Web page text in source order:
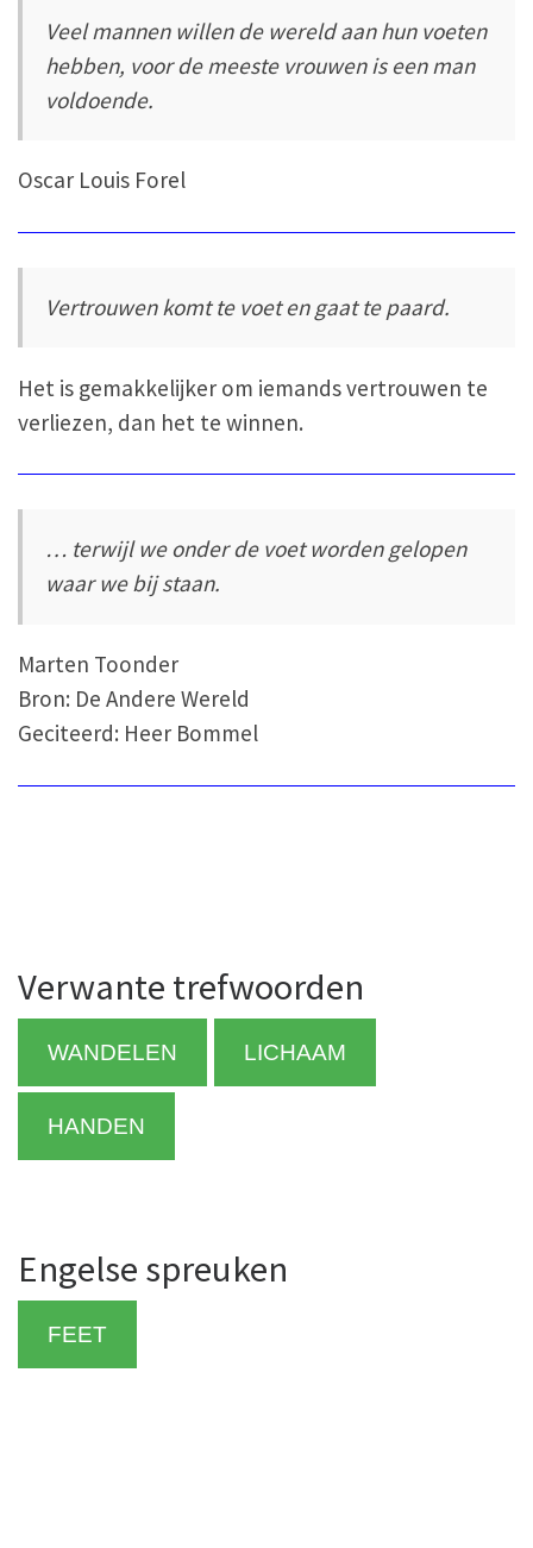
Veel mannen willen de wereld aan hun voeten
hebben, voor de meeste vrouwen is een man
voldoende.
Oscar Louis Forel
Vertrouwen komt te voet en gaat te paard.
Het is gemakkelijker om iemands vertrouwen te
verliezen, dan het te winnen.
… terwijl we onder de voet worden gelopen
waar we bij staan.
Marten Toonder
Bron: De Andere Wereld
Geciteerd: Heer Bommel
Verwante trefwoorden
WANDELEN LICHAAM
HANDEN
Engelse spreuken
FEET